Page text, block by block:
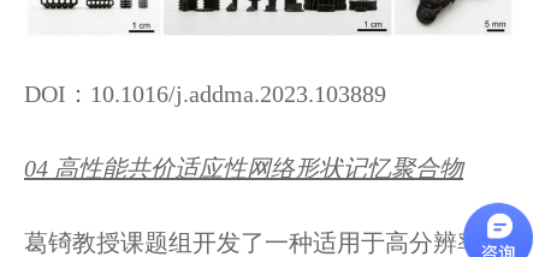
DOI：10.1016/j.addma.2023.103889
04 高性能共价适应性网络形状记忆聚合物
葛锜教授课题组开发了一种适用于高分辨率